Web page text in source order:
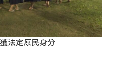
法定原民身分